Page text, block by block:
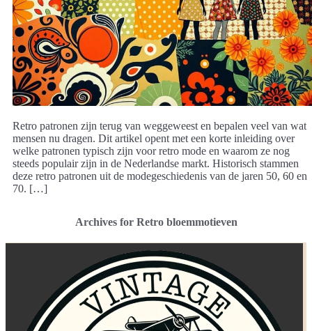
Retro patronen zijn terug van weggeweest en bepalen veel van wat
mensen nu dragen. Dit artikel opent met een korte inleiding over
welke patronen typisch zijn voor retro mode en waarom ze nog
steeds populair zijn in de Nederlandse markt. Historisch stammen
deze retro patronen uit de modegeschiedenis van de jaren 50, 60 en
70. […]
Archives for Retro bloemmotieven